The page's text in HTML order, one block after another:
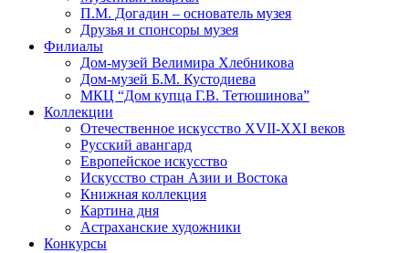
П.М. Догадин – основатель музея
Друзья и спонсоры музея
Филиалы
Дом-музей Велимира Хлебникова
Дом-музей Б.М. Кустодиева
МКЦ “Дом купца Г.В. Тетюшинова”
Коллекции
Отечественное искусство XVII-XXI веков
Русский авангард
Европейское искусство
Искусство стран Азии и Востока
Книжная коллекция
Картина дня
Астраханские художники
Конкурсы